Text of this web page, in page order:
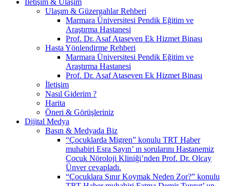
Ulaşım & Güzergahlar Rehberi
Marmara Üniversitesi Pendik Eğitim ve
Araştırma Hastanesi
Prof. Dr. Asaf Ataseven Ek Hizmet Binası
Hasta Yönlendirme Rehberi
Marmara Üniversitesi Pendik Eğitim ve
Araştırma Hastanesi
Prof. Dr. Asaf Ataseven Ek Hizmet Binası
İletişim
Nasıl Giderim ?
Harita
Öneri & Görüşleriniz
Dijital Medya
Basın & Medyada Biz
“Çocuklarda Migren” konulu TRT Haber
muhabiri Esra Sayın’ ın sorularını Hastanemiz
Çocuk Nöroloji Kliniği’nden Prof. Dr. Olcay
Ünver cevapladı.
“Çocuklara Sınır Koymak Neden Zor?” konulu